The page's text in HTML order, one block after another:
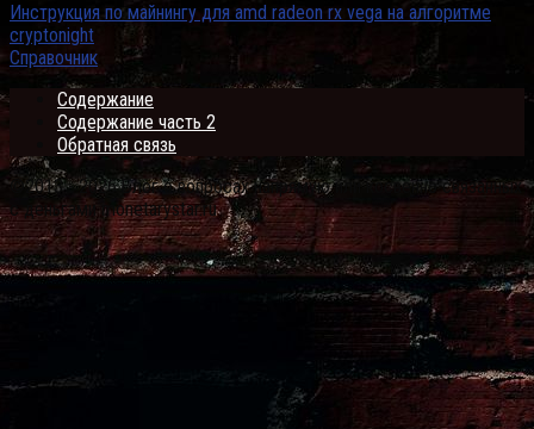
Инструкция по майнингу для amd radeon rx vega на алгоритме
cryptonight
Справочник
Содержание
Содержание часть 2
Обратная связь
©2013 - 2026 Блог о вопросах напрямую или косвенно связанных
с деньгами monetarystar.ru